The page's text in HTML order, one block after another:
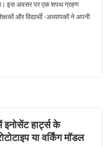
अंतर्राष्ट्रीय
मातृभाषा दिवस
इस अवसर पर एक शपथ ग्रहण
और विद्यार्थी -अध्यापकों ने अपनी
इनोसेंट हार्ट्स के
या वर्किंग मॉडल